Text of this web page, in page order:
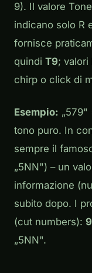
9). Il valore
indicano solo R
fornisce
quindi T9; valori
chirp o click di
Esempio: „579"
tono puro. In
sempre il
„5NN") – un
informazione
subito dopo. I
(cut numbers):
„5NN".